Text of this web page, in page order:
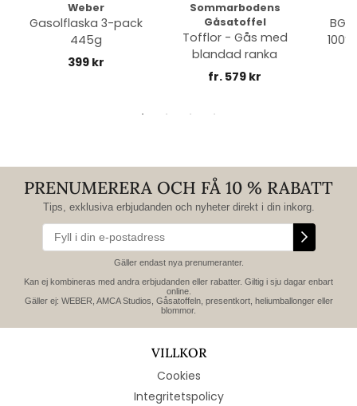
Weber
Gasolflaska 3-pack
445g
399 kr
Sommarbodens
Gåsatoffel
Tofflor - Gås med
blandad ranka
fr. 579 kr
PRENUMERERA OCH FÅ 10 % RABATT
Tips, exklusiva erbjudanden och nyheter direkt i din inkorg.
Gäller endast nya prenumeranter.
Kan ej kombineras med andra erbjudanden eller rabatter. Giltig i sju dagar enbart
online.
Gäller ej: WEBER, AMCA Studios, Gåsatoffeln, presentkort, heliumballonger eller
blommor.
VILLKOR
Cookies
Integritetspolicy